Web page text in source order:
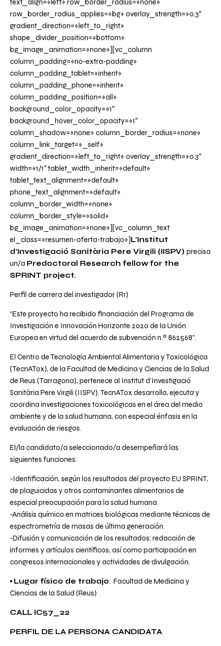
text_align=»left» row_border_radius=»none»
row_border_radius_applies=»bg» overlay_strength=»0.3″
gradient_direction=»left_to_right»
shape_divider_position=»bottom»
bg_image_animation=»none»][vc_column
column_padding=»no-extra-padding»
column_padding_tablet=»inherit»
column_padding_phone=»inherit»
column_padding_position=»all»
background_color_opacity=»1″
background_hover_color_opacity=»1″
column_shadow=»none» column_border_radius=»none»
column_link_target=»_self»
gradient_direction=»left_to_right» overlay_strength=»0.3″
width=»1/1″ tablet_width_inherit=»default»
tablet_text_alignment=»default»
phone_text_alignment=»default»
column_border_width=»none»
column_border_style=»solid»
bg_image_animation=»none»][vc_column_text
el_class=»resumen-oferta-trabajo»]L’Institut
d’Investigació Sanitària Pere Virgili (IISPV) precisa
un/a Predoctoral Research fellowfor the
SPRINT project.
Perfil de carrera del investigador (R1)
“Este proyecto ha recibido financiación del Programa de
Investigación e Innovación Horizonte 2020 de la Unión
Europea en virtud del acuerdo de subvención n.º 862568”.
El Centro de Tecnología Ambiental Alimentaria y Toxicológica
(TecnATox), de la Facultad de Medicina y Ciencias de la Salud
de Reus (Tarragona), pertenece al Institut d’Investigació
Sanitària Pere Virgili (IISPV). TecnATox desarrolla, ejecuta y
coordina investigaciones toxicológicas en el área del medio
ambiente y de la salud humana, con especial énfasis en la
evaluación de riesgos.
El/la candidato/a seleccionado/a desempeñará las
siguientes funciones:
-Identificación, según los resultados del proyecto EU SPRINT,
de plaguicidas y otros contaminantes alimentarios de
especial preocupación para la salud humana.
-Análisis químico en matrices biológicas mediante técnicas de
espectrometría de masas de última generación.
-Difusión y comunicación de los resultados: redacción de
informes y artículos científicos, así como participación en
congresos internacionales y actividades de divulgación.
▪ Lugar físico de trabajo: Facultad de Medicina y
Ciencias de la Salud (Reus)
CALL IC57_22
PERFIL DE LA PERSONA CANDIDATA